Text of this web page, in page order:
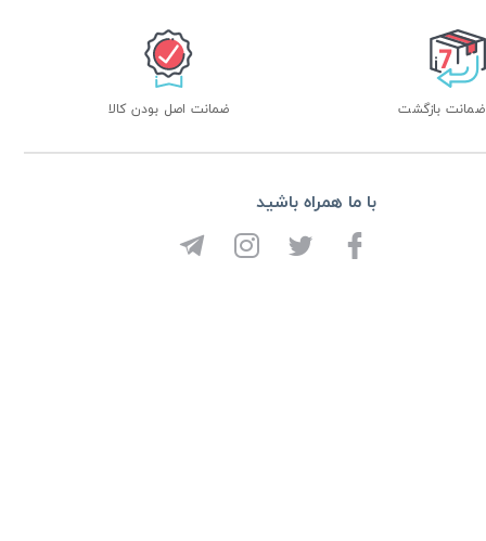
ضمانت اصل بودن کالا
با ما همراه باشید